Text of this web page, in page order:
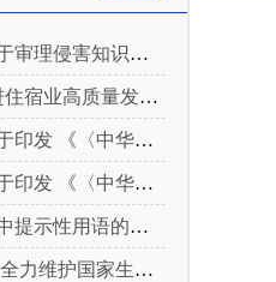
案件适用惩罚性赔偿的解释》
质量发展的指导意见
适用问题 执法指南（二）》的通知
适用问题 执法指南（一）》的通知
语的合规风险提示
关于办理环境污染刑事案件适用法律若干问题的解释〉的决定》